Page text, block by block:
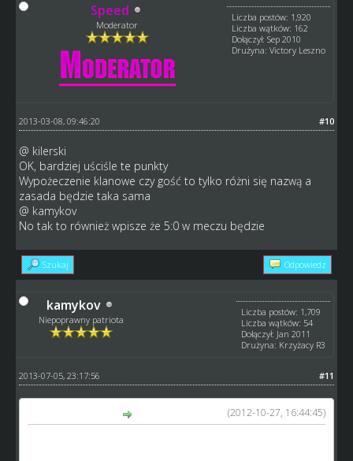
Speed
Moderator
Liczba postów: 1,920
Liczba wątków: 162
Dołączył: Sep 2010
Drużyna: Victory Leszno
#10
2013-03-08, 09:46:20
@ kilerski
OK, bardziej uściśle te punkty
Wypożeczenie klanowe czy gość to tylko różni się nazwą a
zasada będzie taka sama
@ kamykov
No tak to również wpisze że 5:0 w meczu będzie
Szukaj Odpowiedz
kamykov
Niepoprawny patriota
Liczba postów: 1,709
Liczba wątków: 54
Dołączył: Jan 2011
Drużyna: Krzyżacy R3
#11
2013-07-05, 23:17:56
(2012-10-27, 16:44:45)